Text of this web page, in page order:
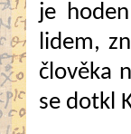
je
lidem,
člověka
se dotkl